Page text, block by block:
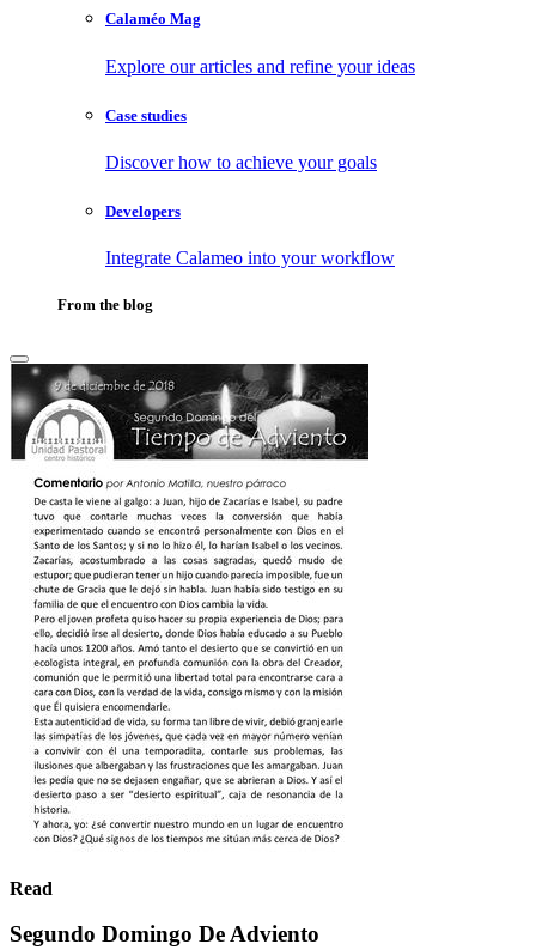
Calaméo Mag
Explore our articles and refine your ideas
Case studies
Discover how to achieve your goals
Developers
Integrate Calameo into your workflow
From the blog
Read
Segundo Domingo De Adviento